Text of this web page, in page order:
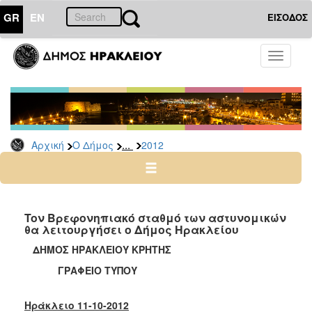
GR EN ΕΙΣΟΔΟΣ
Toggle
Αρχική Ο Δήμος ... 2012
ΔΗΜΟΣ
Δελτία
Τύπου
Αρχείο
2026
2024
2022
2021
2020
2018
Toν Βρεφονηπιακό σταθμό των αστυνομικών
θα λειτουργήσει ο Δήμος Ηρακλείου
ΔΗΜΟΣ ΗΡΑΚΛΕΙΟΥ ΚΡΗΤΗΣ
ΓΡΑΦΕΙΟ ΤΥΠΟΥ
Ηράκλειο 11-10-2012